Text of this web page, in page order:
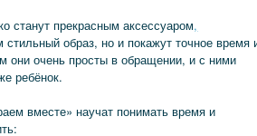
станут прекрасным аксессуаром,
образ, но и покажут точное время
они очень просты в обращении, и с ними
ребёнок.
вместе» научат понимать время и